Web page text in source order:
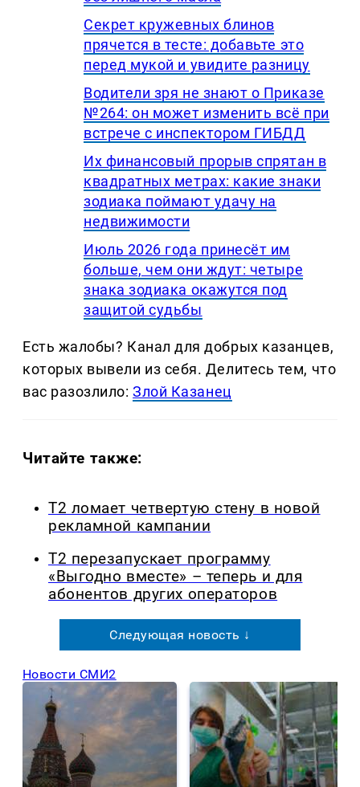
Секрет кружевных блинов
прячется в тесте: добавьте это
перед мукой и увидите разницу
Водители зря не знают о Приказе
№264: он может изменить всё при
встрече с инспектором ГИБДД
Их финансовый прорыв спрятан в
квадратных метрах: какие знаки
зодиака поймают удачу на
недвижимости
Июль 2026 года принесёт им
больше, чем они ждут: четыре
знака зодиака окажутся под
защитой судьбы
Есть жалобы? Канал для добрых казанцев,
которых вывели из себя. Делитеcь тем, что
вас разозлило:Злой Казанец
Читайте также:
Т2 ломает четвертую стену в новой
рекламной кампании
Т2 перезапускает программу
«Выгодно вместе» – теперь и для
абонентов других операторов
Следующая новость ↓
Новости СМИ2